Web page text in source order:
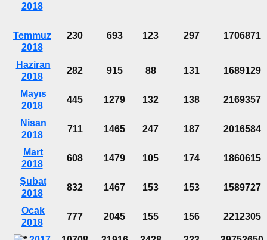
2018
Temmuz
2018
230 693 123 297 1706871
Haziran
2018
282 915 88 131 1689129
Mayıs
2018
445 1279 132 138 2169357
Nisan
2018
711 1465 247 187 2016584
Mart
2018
608 1479 105 174 1860615
Şubat
2018
832 1467 153 153 1589727
Ocak
2018
777 2045 155 156 2212305